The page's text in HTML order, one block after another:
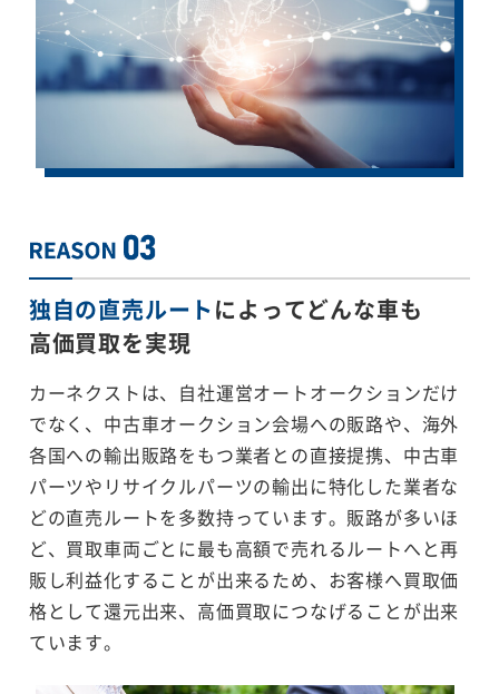
独自の直売ルートによってどんな車も
高価買取を実現
カーネクストは、自社運営オートオークションだけ
でなく、中古車オークション会場への販路や、海外
各国への輸出販路をもつ業者との直接提携、中古車
パーツやリサイクルパーツの輸出に特化した業者な
どの直売ルートを多数持っています。販路が多いほ
ど、買取車両ごとに最も高額で売れるルートへと再
販し利益化することが出来るため、お客様へ買取価
格として還元出来、高価買取につなげることが出来
ています。